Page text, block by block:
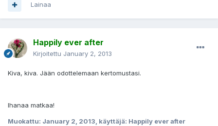
Lainaa
Happily ever after
Kirjoitettu January 2, 2013
Kiva, kiva. Jään odottelemaan kertomustasi.
Ihanaa matkaa!
Muokattu: January 2, 2013, käyttäjä: Happily ever after